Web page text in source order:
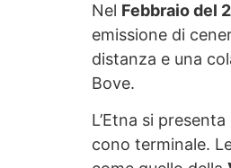
Nel Febbraio del
emissione di
distanza e una
Bove.
L’Etna si
cono terminale.